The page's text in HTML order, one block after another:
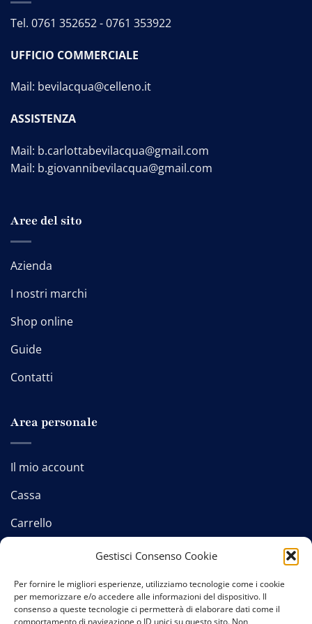
Gestisci Consenso Cookie
Per fornire le migliori esperienze, utilizziamo tecnologie come i cookie
per memorizzare e/o accedere alle informazioni del dispositivo. Il
consenso a queste tecnologie ci permetterà di elaborare dati come il
Tel. 0761 352652-0761 353922
UFFICIO COMMERCIALE
Mail: bevilacqua@celleno.it
ASSISTENZA
Mail: b.carlottabevilacqua@gmail.com
Mail: b.giovannibevilacqua@gmail.com
Aree del sito
Azienda
I nostri marchi
Shop online
Guide
Contatti
Area personale
Il mio account
Cassa
Carrello
Contatti-Privacy policy-Cookie policy-Termini e
condizioni